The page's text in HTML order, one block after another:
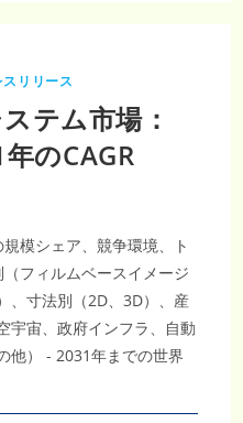
スリリース
テム市場：
のCAGR
模シェア、競争環境、ト
フィルムベースイメージ
、寸法別（2D、3D）、産
宇宙、政府インフラ、自動
他） - 2031年までの世界